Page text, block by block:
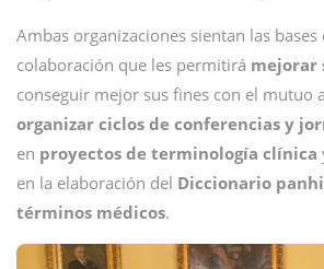
Ambas organizaciones sientan las bases
colaboración que les permitirá mejorar
conseguir mejor sus fines con el mutuo
organizar ciclos de conferencias y
en proyectos de terminología clínica
en la elaboración del Diccionario
términos médicos.